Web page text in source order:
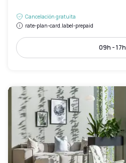
Cancelación gratuita
rate-plan-card.label-prepaid
09h - 17h